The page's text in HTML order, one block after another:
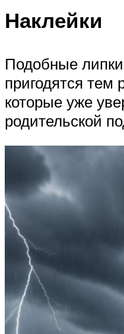
Наклейки
Подобные
пригодятся тем
которые уже
родительской